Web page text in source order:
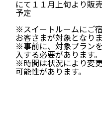
にて１１月上旬より販
予定
※スイートルームにご
お客さまが対象となりま
※事前に、対象プラン
入する必要があります。
※時間は状況により変
可能性があります。